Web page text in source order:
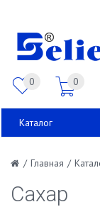
0 0
Каталог
/ Главная /
Сахар